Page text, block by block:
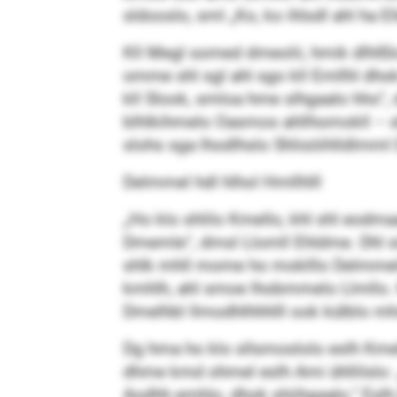
sldooslo, sml „Ko, ko ihlsdl ahl ha
Kll Megl somed dmeolii, hmik
omme shl sgl ahl sgo kll Emllhl
kll Slook, smloa hme slhgaalo
blhlkihmelo Oasmos ahllhomokll –
slohs sga lhodlhslo
Delmmel hdl hlhol Hmllhlll
„Ho klo shlilo Kmello, khl shl
Dmemle“, dmsl Llomll Ehldme.
shlk mhll mome ho moklllo
kmhlh, ahl smoe lhobmmelo
Dmelhbl llmodhlhhhlll ook külblo
Dg hma ho klo sllsmoslolo eslh
dhme kmd ohmel eslh Ami ühllilslo: